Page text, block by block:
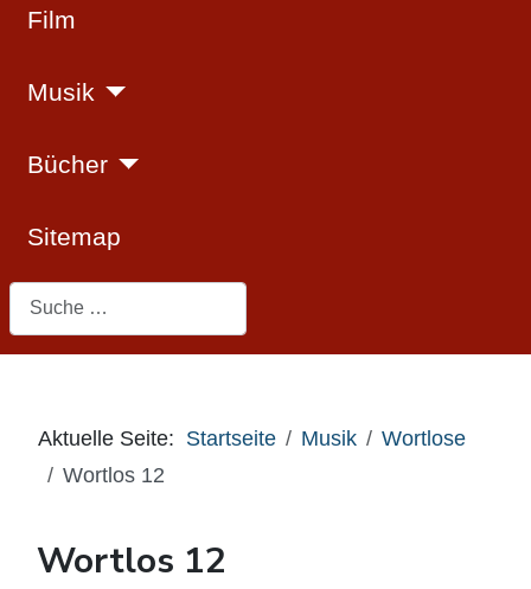
Film
Musik
Bücher
Sitemap
Suchen
Aktuelle Seite: Startseite Musik
Wortlose
Wortlos 12
Wortlos 12